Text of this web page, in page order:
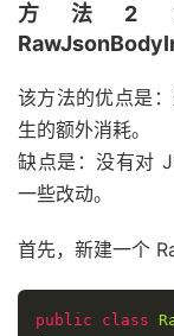
方法2
该方法的优点是
生的额外消耗。
缺点是：没有对
一些改动。
首先，新建一个
public
class